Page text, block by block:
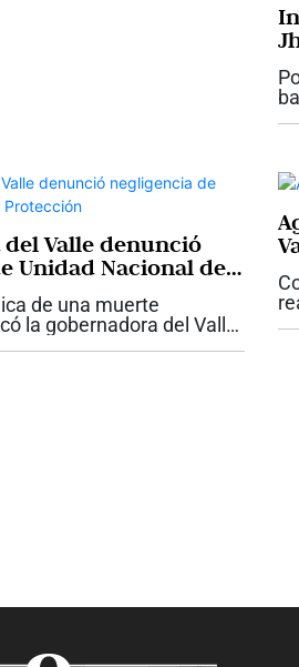
Valle denunció
Unidad Nacional de
de una muerte
la gobernadora del Valle,